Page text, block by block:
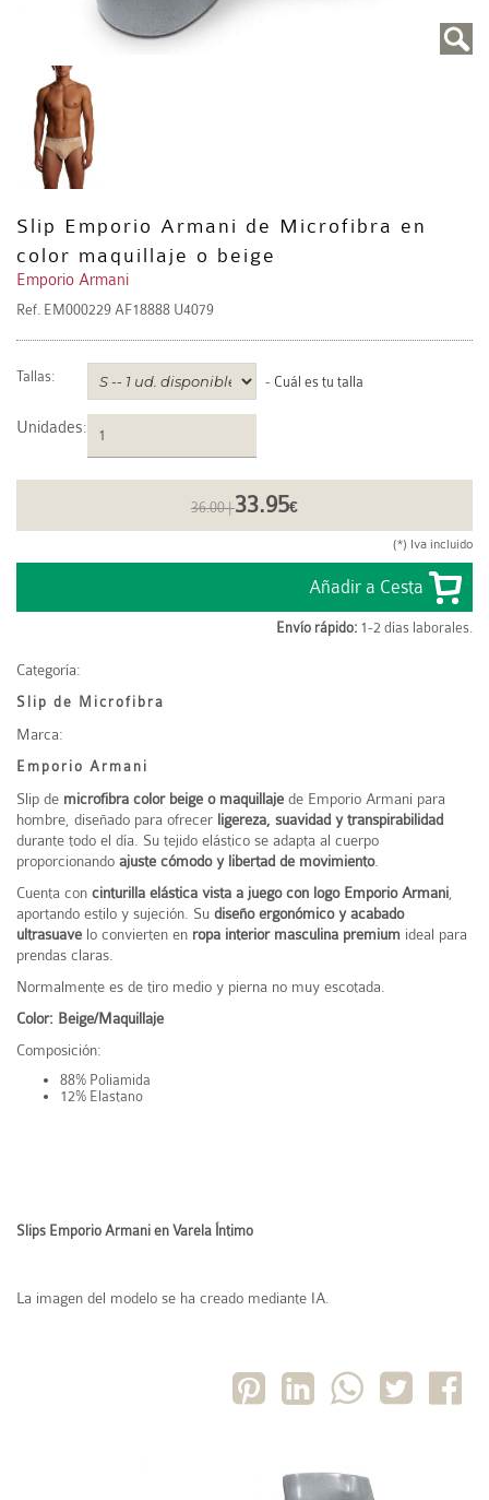
Slip Emporio Armani de Microfibra en
color maquillaje o beige
Emporio Armani
Ref. EM000229 AF18888 U4079
Tallas: - Cuál es tu talla
Unidades:
36.00 |33.95€
(*) Iva incluido
Envío rápido: 1-2 días laborales.
Categoría:
Slip de Microfibra
Marca:
Emporio Armani
Slip de microfibra color beige o maquillaje de Emporio Armani para
hombre, diseñado para ofrecer ligereza, suavidad y transpirabilidad
durante todo el día. Su tejido elástico se adapta al cuerpo
proporcionando ajuste cómodo y libertad de movimiento.
Cuenta con cinturilla elástica vista a juego con logo Emporio Armani,
aportando estilo y sujeción. Su diseño ergonómico y acabado
ultrasuave lo convierten en ropa interior masculina premium ideal para
prendas claras.
Normalmente es de tiro medio y pierna no muy escotada.
Color: Beige/Maquillaje
Composición:
88% Poliamida
12% Elastano
Slips Emporio Armani en Varela Íntimo
La imagen del modelo se ha creado mediante IA.